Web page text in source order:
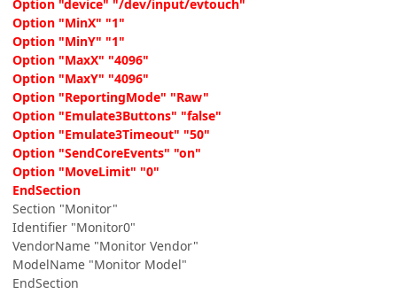
Option "device" "/dev/input/evtouch"
Option "MinX" "1"
Option "MinY" "1"
Option "MaxX" "4096"
Option "MaxY" "4096"
Option "ReportingMode" "Raw"
Option "Emulate3Buttons" "false"
Option "Emulate3Timeout" "50"
Option "SendCoreEvents" "on"
Option "MoveLimit" "0"
EndSection
Section "Monitor"
Identifier "Monitor0"
VendorName "Monitor Vendor"
ModelName "Monitor Model"
EndSection